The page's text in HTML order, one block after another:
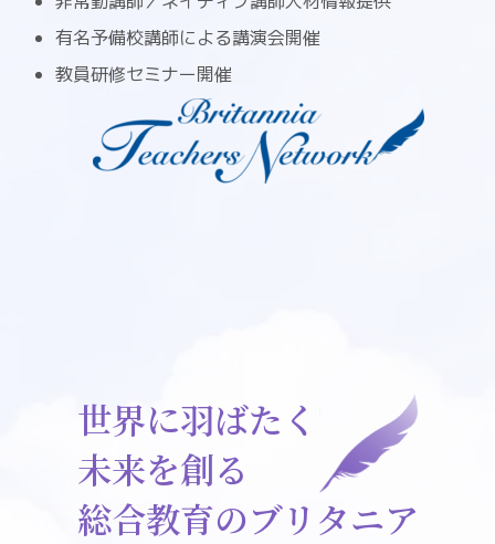
有名予備校講師による講演会開催
教員研修セミナー開催
世界に羽ばたく
未来を創る
総合教育のブリタニア